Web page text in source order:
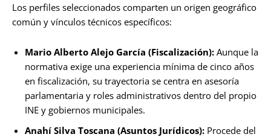
Los perfiles seleccionados comparten un origen geográfico
común y vínculos técnicos específicos:
Mario Alberto Alejo García (Fiscalización): Aunque la
normativa exige una experiencia mínima de cinco años
en fiscalización, su trayectoria se centra en asesoría
parlamentaria y roles administrativos dentro del propio
INE y gobiernos municipales.
Anahí Silva Toscana (Asuntos Jurídicos): Procede del